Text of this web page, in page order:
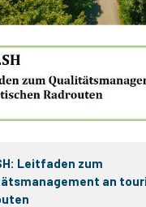
Leitfaden zum
an